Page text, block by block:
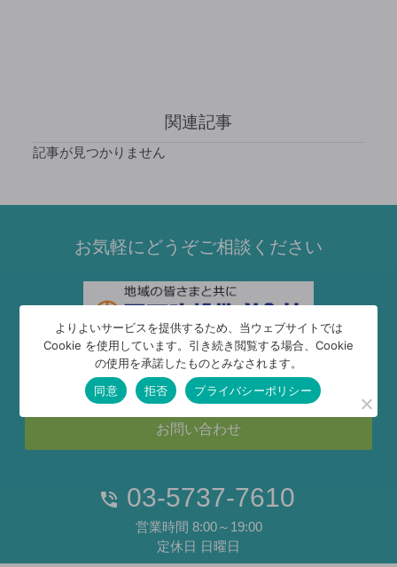
関連記事
記事が見つかりません
お気軽にどうぞご相談ください
資料請求はこちら
お問い合わせ
03-5737-7610
営業時間 8:00～19:00
定休日 日曜日
よりよいサービスを提供するため、当ウェブサイトでは
Cookie を使用しています。引き続き閲覧する場合、Cookie
の使用を承諾したものとみなされます。
同意
拒否 プライバシーポリシー